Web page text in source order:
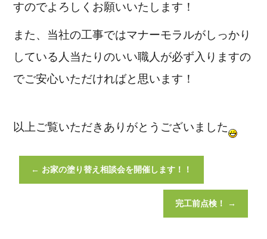
すのでよろしくお願いいたします！
また、当社の工事ではマナーモラルがしっかり
している人当たりのいい職人が必ず入りますの
でご安心いただければと思います！
以上ご覧いただきありがとうございました
← お家の塗り替え相談会を開催します！！
完工前点検！ →